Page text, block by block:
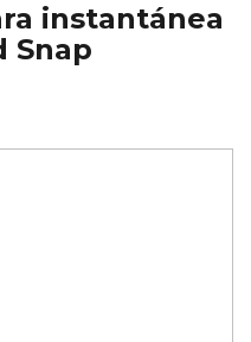
instantánea
Snap